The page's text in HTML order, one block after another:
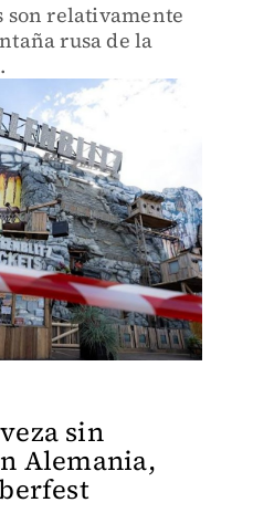
son relativamente
rusa de la
sin
Alemania,